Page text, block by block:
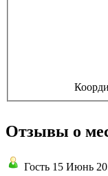
Отзывы о
Гость 15 Июнь